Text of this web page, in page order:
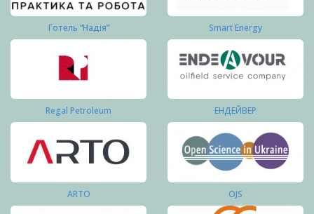
Готель “Надія” Smart Energy
Regal Petroleum ЕНДЕЙВЕР
ARTO OJS